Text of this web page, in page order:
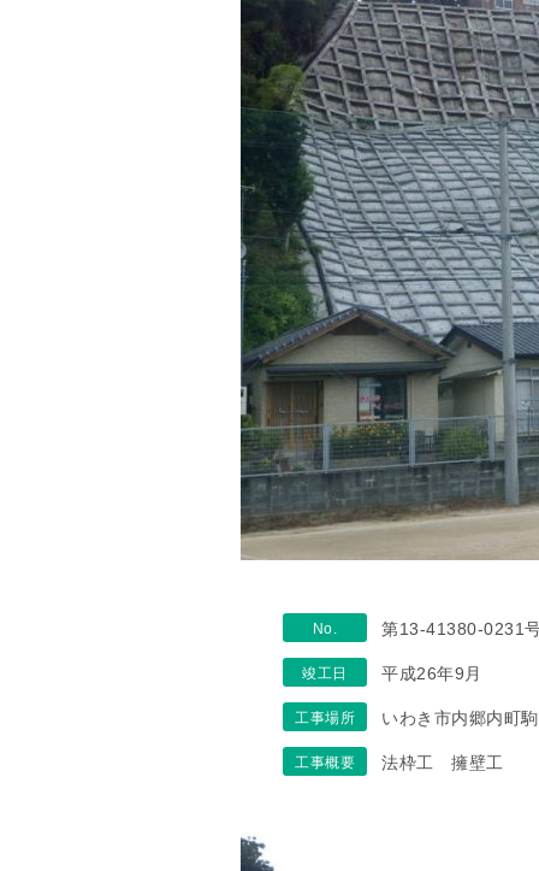
No. 第13-41380-0231
竣工日 平成26年9月
工事場所 いわき市内郷内町
工事概要 法枠工 擁壁工